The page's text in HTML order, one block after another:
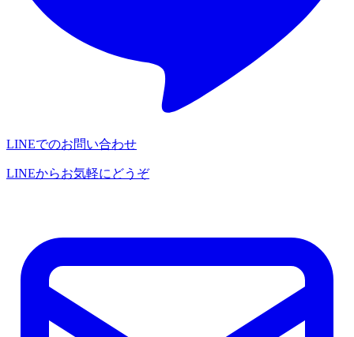
LINEでのお問い合わせ
LINEからお気軽にどうぞ